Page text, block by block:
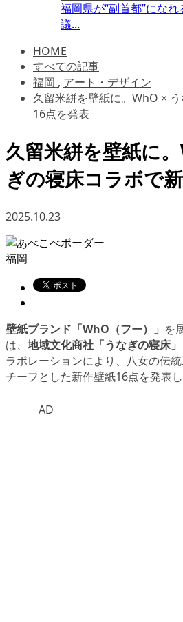
福岡県が“副首都”になれ
議...
HOME
すべての記事
福岡 , アート・デザイン
久留米絣を壁紙に。WhO ×
16点を発表
久留米絣を壁紙に
ぎの寝床コラボで
2025.10.23
福岡
壁紙ブランド「WhO（フー）」 を
は、 地域文化商社「うなぎの寝床」
ラボレーションにより、八女の伝
チーフとした新作壁紙16点を発表し
AD